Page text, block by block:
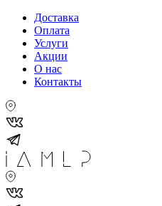
Доставка
Оплата
Услуги
Акции
О нас
Контакты